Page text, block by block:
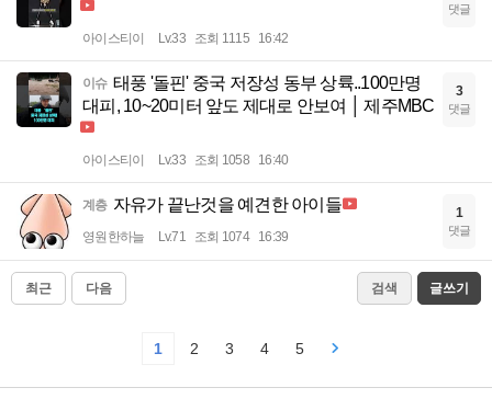
아이스티이 Lv.33 조회 1115 16:42
댓글
이슈 태풍 '돌핀' 중국 저장성 동부 상륙..100만명
대피, 10~20미터 앞도 제대로 안보여 │ 제주MBC
아이스티이 Lv.33 조회 1058 16:40
3
댓글
계층 자유가 끝난것을 예견한 아이들
영원한하늘 Lv.71 조회 1074 16:39
1
댓글
최근 다음 검색 글쓰기
1 2 3 4 5